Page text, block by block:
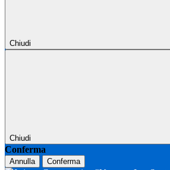
Chiudi
Chiudi
Conferma
Annulla Conferma